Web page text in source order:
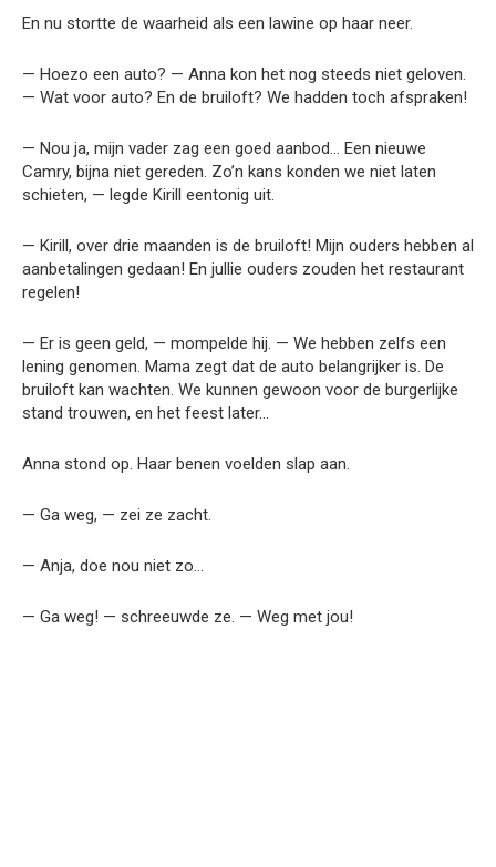
En nu stortte de waarheid als een lawine op haar neer.
— Hoezo een auto? — Anna kon het nog steeds niet geloven.
— Wat voor auto? En de bruiloft? We hadden toch afspraken!
— Nou ja, mijn vader zag een goed aanbod… Een nieuwe
Camry, bijna niet gereden. Zo’n kans konden we niet laten
schieten, — legde Kirill eentonig uit.
— Kirill, over drie maanden is de bruiloft! Mijn ouders hebben al
aanbetalingen gedaan! En jullie ouders zouden het restaurant
regelen!
— Er is geen geld, — mompelde hij. — We hebben zelfs een
lening genomen. Mama zegt dat de auto belangrijker is. De
bruiloft kan wachten. We kunnen gewoon voor de burgerlijke
stand trouwen, en het feest later…
Anna stond op. Haar benen voelden slap aan.
— Ga weg, — zei ze zacht.
— Anja, doe nou niet zo…
— Ga weg! — schreeuwde ze. — Weg met jou!